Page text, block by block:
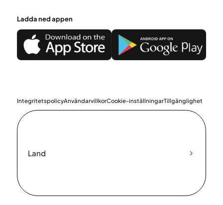
Ladda ned appen
IntegritetspolicyAnvändarvillkorCookie-inställningarTillgänglighet
Land